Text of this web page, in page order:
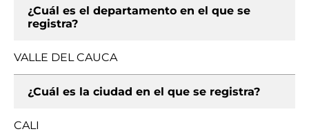
¿Cuál es el departamento en el que se
registra?
VALLE DEL CAUCA
¿Cuál es la ciudad en el que se registra?
CALI